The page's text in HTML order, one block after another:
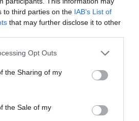
to third parties on the IAB’s List of
that may further disclose it to other
Opt Outs
the Sharing of my
the Sale of my
culturale având ca